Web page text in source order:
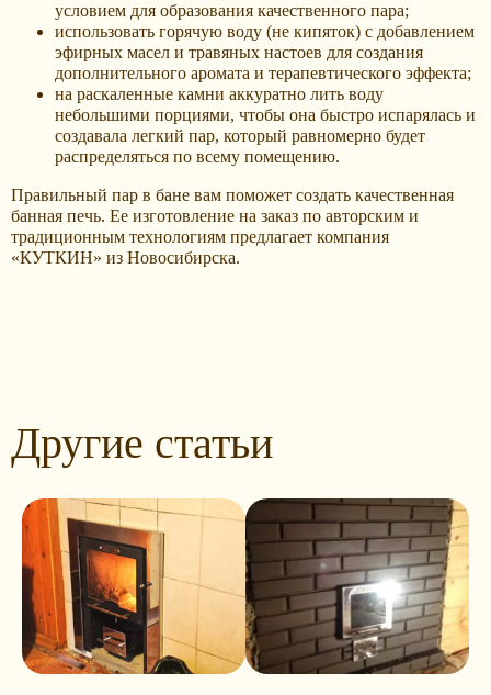
условием для образования качественного пара;
использовать горячую воду (не кипяток) с добавлением
эфирных масел и травяных настоев для создания
дополнительного аромата и терапевтического эффекта;
на раскаленные камни аккуратно лить воду
небольшими порциями, чтобы она быстро испарялась и
создавала легкий пар, который равномерно будет
распределяться по всему помещению.
Правильный пар в бане вам поможет создать качественная
банная печь. Ее изготовление на заказ по авторским и
традиционным технологиям предлагает компания
«КУТКИН» из Новосибирска.
Другие статьи